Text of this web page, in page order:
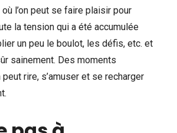
l’on peut se faire plaisir pour
la tension qui a été accumulée
un peu le boulot, les défis, etc. et
sainement. Des moments
peut rire, s’amuser et se recharger